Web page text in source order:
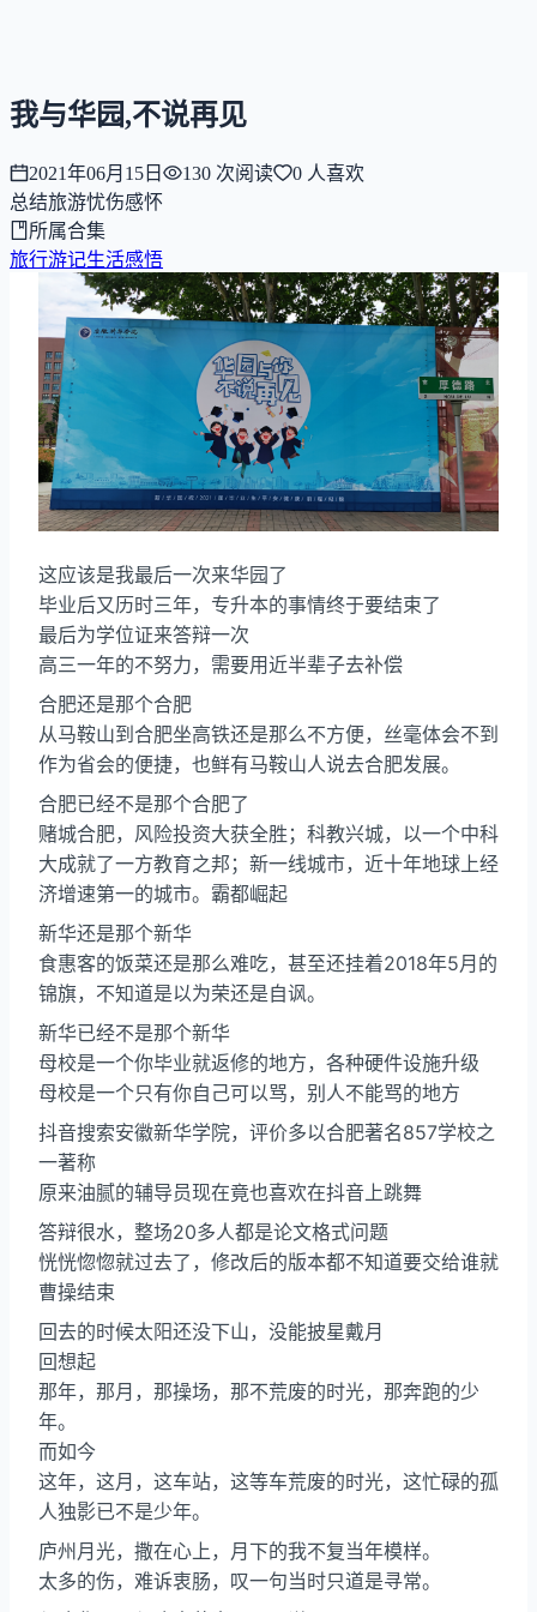
我与华园,不说再见
2021年06月15日 130 次阅读 0 人喜欢
总结旅游忧伤感怀
所属合集
旅行游记生活感悟
这应该是我最后一次来华园了
毕业后又历时三年，专升本的事情终于要结束了
最后为学位证来答辩一次
高三一年的不努力，需要用近半辈子去补偿
合肥还是那个合肥
从马鞍山到合肥坐高铁还是那么不方便，丝毫体会不到
作为省会的便捷，也鲜有马鞍山人说去合肥发展。
合肥已经不是那个合肥了
赌城合肥，风险投资大获全胜；科教兴城，以一个中科
大成就了一方教育之邦；新一线城市，近十年地球上经
济增速第一的城市。霸都崛起
新华还是那个新华
食惠客的饭菜还是那么难吃，甚至还挂着2018年5月的
锦旗，不知道是以为荣还是自讽。
新华已经不是那个新华
母校是一个你毕业就返修的地方，各种硬件设施升级
母校是一个只有你自己可以骂，别人不能骂的地方
抖音搜索安徽新华学院，评价多以合肥著名857学校之
一著称
原来油腻的辅导员现在竟也喜欢在抖音上跳舞
答辩很水，整场20多人都是论文格式问题
恍恍惚惚就过去了，修改后的版本都不知道要交给谁就
曹操结束
回去的时候太阳还没下山，没能披星戴月
回想起
那年，那月，那操场，那不荒废的时光，那奔跑的少
年。
而如今
这年，这月，这车站，这等车荒废的时光，这忙碌的孤
人独影已不是少年。
庐州月光，撒在心上，月下的我不复当年模样。
太多的伤，难诉衷肠，叹一句当时只道是寻常。